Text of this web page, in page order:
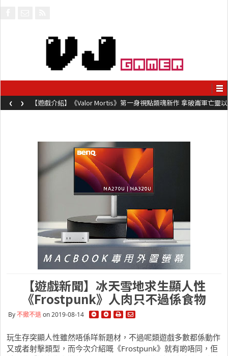
【遊戲介紹】《Valor Mortis》第一身視點類魂新作 拿破崙軍亡靈以
槍械劍與魔法殺敵
‹ ›
【遊戲新聞】冰天雪地求生顯人性
《Frostpunk》人肉只不過係食物
By不撤不退 on 2019-08-14
玩生存突顯人性雖然唔係咩新題材，不過呢類遊戲多數都係動作
又或者射擊類型，而今次介紹嘅《Frostpunk》就有啲唔同，佢